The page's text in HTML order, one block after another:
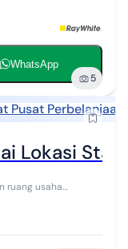
WhatsApp
5
Pusat Perbelanjaan
Lokasi
pinggir jalan utama